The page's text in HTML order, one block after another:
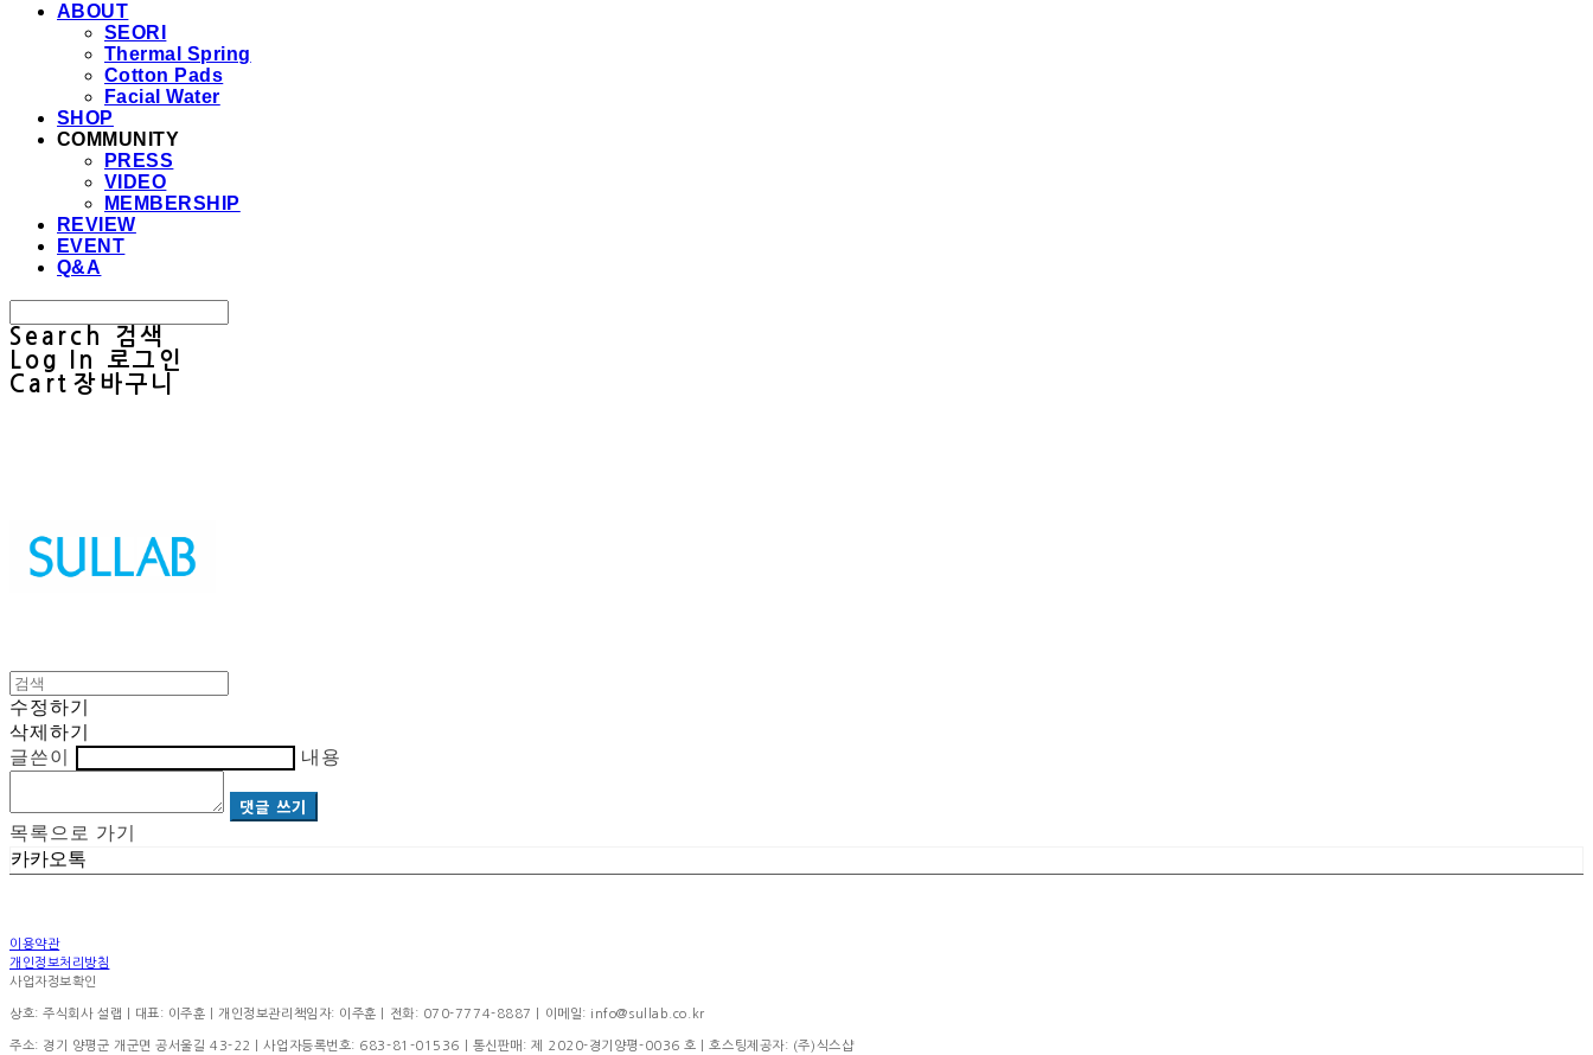
ABOUT
SEORI
Thermal Spring
Cotton Pads
Facial Water
SHOP
COMMUNITY
PRESS
VIDEO
MEMBERSHIP
REVIEW
EVENT
Q&A
Search
검색
Log In
로그인
Cart 장바구니
수정하기
삭제하기
글쓴이
내용
댓글 쓰기
목록으로 가기
카카오톡
이용약관
개인정보처리방침
사업자정보확인
상호: 주식회사 설랩 | 대표: 이주훈 | 개인정보관리책임자: 이주훈 | 전화: 070-7774-8887 | 이메일: info@sullab.co.kr
주소: 경기 양평군 개군면 공서울길 43-22 | 사업자등록번호: 683-81-01536 | 통신판매: 제 2020-경기양평-0036 호 | 호스팅제공자: (주)식스샵